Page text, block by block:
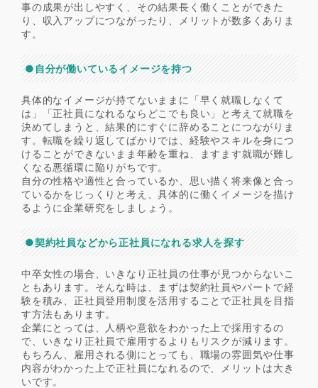
事の成果が出しやすく、その結果長く働くことができた
り、収入アップにつながったり、メリットが数多くありま
す。
●自分が働いているイメージを持つ
具体的なイメージが持てないままに「早く就職しなくて
は」「正社員になれるならどこでも良い」と考えて就職を
決めてしまうと、結果的にすぐに辞めることにつながりま
す。転職を繰り返してばかりでは、経験やスキルを身につ
けることができないまま年齢を重ね、ますます就職が難し
くなる悪循環に陥りがちです。
自分の性格や適性と合っているか、思い描く将来像と合っ
ているかをじっくりと考え、具体的に働くイメージを描け
るように企業研究をしましょう。
●契約社員などから正社員になれる求人を探す
中卒女性の場合、いきなり正社員の仕事が見つからないこ
ともあります。そんな時は、まずは契約社員やパートで経
験を積み、正社員登用制度を活用することで正社員を目指
す方法もあります。
企業にとっては、人柄や意欲をわかった上で採用するの
で、いきなり正社員で雇用するよりもリスクが減ります。
もちろん、雇用される側にとっても、職場の雰囲気や仕事
内容がわかった上で正社員になれるので、メリットは大き
いです。